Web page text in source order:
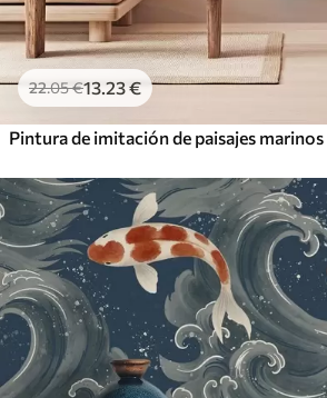
22.05€13.23€
Pintura de imitación de paisajes marinos